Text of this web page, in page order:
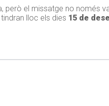
però el missatge no només
lloc els dies 15 de